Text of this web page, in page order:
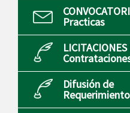
Practicas
Difusión de